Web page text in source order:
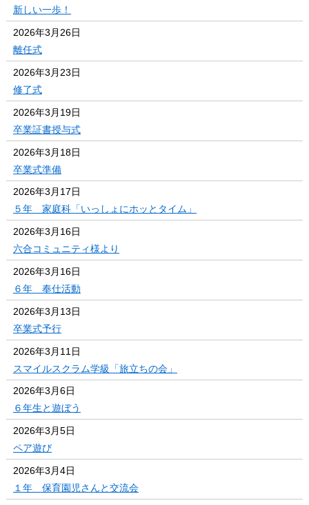
新しい一歩！
2026年3月26日
離任式
2026年3月23日
修了式
2026年3月19日
卒業証書授与式
2026年3月18日
卒業式準備
2026年3月17日
５年 家庭科「いっしょにホッとタイム」
2026年3月16日
六合コミュニティ様より
2026年3月16日
６年 奉仕活動
2026年3月13日
卒業式予行
2026年3月11日
スマイルスクラム学級「旅立ちの会」
2026年3月6日
６年生と遊ぼう
2026年3月5日
ペア遊び
2026年3月4日
１年 保育園児さんと交流会